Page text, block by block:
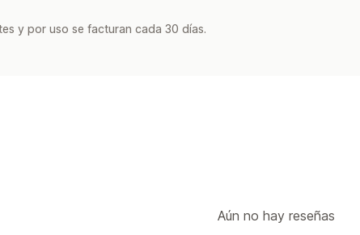
y por uso se facturan cada 30 días.
Aún no hay reseñas